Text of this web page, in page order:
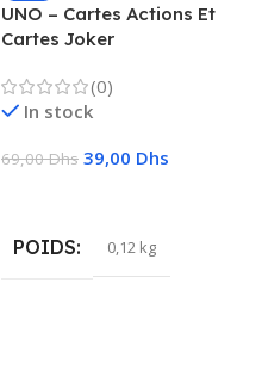
UNO – Cartes Actions Et
Cartes Joker
(0)
In stock
69,00Dhs 39,00 Dhs
POIDS 0,12 kg